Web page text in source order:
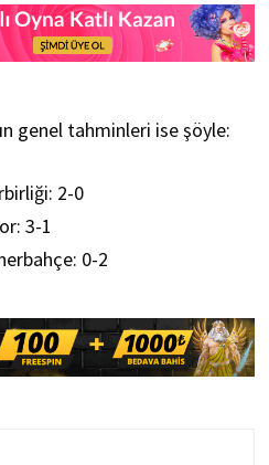
genel tahminleri ise şöyle:
2-0
3-1
0-2